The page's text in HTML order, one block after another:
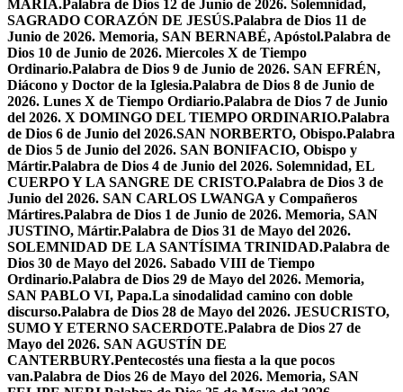
MARÍA.Palabra de Dios 12 de Junio de 2026. Solemnidad,
SAGRADO CORAZÓN DE JESÚS.Palabra de Dios 11 de
Junio de 2026. Memoria, SAN BERNABÉ, Apóstol.Palabra de
Dios 10 de Junio de 2026. Miercoles X de Tiempo
Ordinario.Palabra de Dios 9 de Junio de 2026. SAN EFRÉN,
Diácono y Doctor de la Iglesia.Palabra de Dios 8 de Junio de
2026. Lunes X de Tiempo Ordiario.Palabra de Dios 7 de Junio
del 2026. X DOMINGO DEL TIEMPO ORDINARIO.Palabra
de Dios 6 de Junio del 2026.SAN NORBERTO, Obispo.Palabra
de Dios 5 de Junio del 2026. SAN BONIFACIO, Obispo y
Mártir.Palabra de Dios 4 de Junio del 2026. Solemnidad, EL
CUERPO Y LA SANGRE DE CRISTO.Palabra de Dios 3 de
Junio del 2026. SAN CARLOS LWANGA y Compañeros
Mártires.Palabra de Dios 1 de Junio de 2026. Memoria, SAN
JUSTINO, Mártir.Palabra de Dios 31 de Mayo del 2026.
SOLEMNIDAD DE LA SANTÍSIMA TRINIDAD.Palabra de
Dios 30 de Mayo del 2026. Sabado VIII de Tiempo
Ordinario.Palabra de Dios 29 de Mayo del 2026. Memoria,
SAN PABLO VI, Papa.La sinodalidad camino con doble
discurso.Palabra de Dios 28 de Mayo del 2026. JESUCRISTO,
SUMO Y ETERNO SACERDOTE.Palabra de Dios 27 de
Mayo del 2026. SAN AGUSTÍN DE
CANTERBURY.Pentecostés una fiesta a la que pocos
van.Palabra de Dios 26 de Mayo del 2026. Memoria, SAN